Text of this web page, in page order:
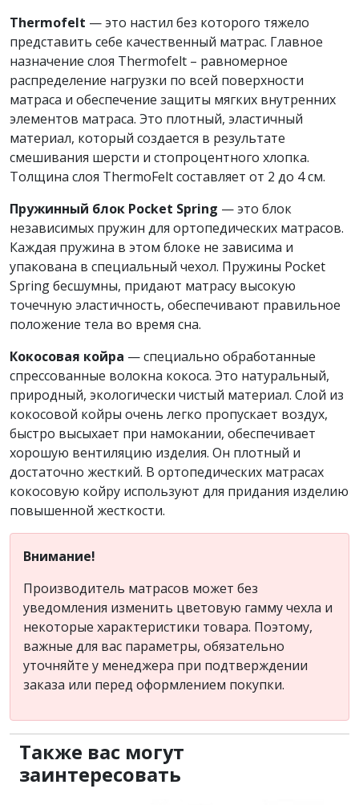
Thermofelt — это настил без которого тяжело
представить себе качественный матрас. Главное
назначение слоя Thermofelt – равномерное
распределение нагрузки по всей поверхности
матраса и обеспечение защиты мягких внутренних
элементов матраса. Это плотный, эластичный
материал, который создается в результате
смешивания шерсти и стопроцентного хлопка.
Толщина слоя ThermoFelt составляет от 2 до 4 см.
Пружинный блок Pocket Spring — это блок
независимых пружин для ортопедических матрасов.
Каждая пружина в этом блоке не зависима и
упакована в специальный чехол. Пружины Pocket
Spring бесшумны, придают матрасу высокую
точечную эластичность, обеспечивают правильное
положение тела во время сна.
Кокосовая койра — специально обработанные
спрессованные волокна кокоса. Это натуральный,
природный, экологически чистый материал. Слой из
кокосовой койры очень легко пропускает воздух,
быстро высыхает при намокании, обеспечивает
хорошую вентиляцию изделия. Он плотный и
достаточно жесткий. В ортопедических матрасах
кокосовую койру используют для придания изделию
повышенной жесткости.
Внимание!
Производитель матрасов может без
уведомления изменить цветовую гамму чехла и
некоторые характеристики товара. Поэтому,
важные для вас параметры, обязательно
уточняйте у менеджера при подтверждении
заказа или перед оформлением покупки.
Также вас могут
заинтересовать